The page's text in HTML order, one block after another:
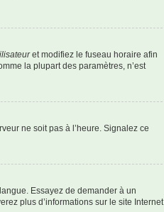
et modifiez le fuseau horaire afin
la plupart des paramètres, n’est
ne soit pas à l’heure. Signalez ce
Essayez de demander à un
plus d’informations sur le site Internet